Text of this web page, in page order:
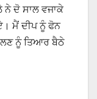
ਨੇ ਦੋ ਸਾਲ ਵਜਾਕੇ
ਮੈਂ ਦੀਪ ਨੂੰ ਫੋਨ
ਨੂੰ ਤਿਆਰ ਬੈਠੇ